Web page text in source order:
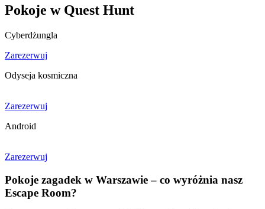
Pokoje w Quest Hunt
Cyberdżungla
Zarezerwuj
Odyseja kosmiczna
Zarezerwuj
Android
Zarezerwuj
Pokoje zagadek w Warszawie – co wyróżnia nasz
Escape Room?